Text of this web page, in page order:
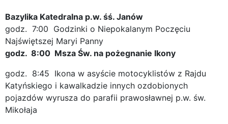
Bazylika Katedralna p.w. śś. Janów
godz. 7:00 Godzinki o Niepokalanym Poczęciu
Najświętszej Maryi Panny
godz. 8:00 Msza Św. na pożegnanie Ikony
godz. 8:45 Ikona w asyście motocyklistów z Rajdu
Katyńskiego i kawalkadzie innych ozdobionych
pojazdów wyrusza do parafii prawosławnej p.w. św.
Mikołaja